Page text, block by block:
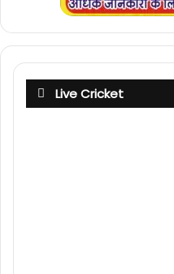
Live Cricket